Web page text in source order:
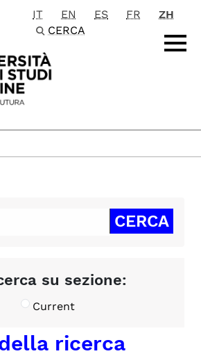
principale
IT EN ES FR
ZH
CERCA
su sezione:
Current
ricerca